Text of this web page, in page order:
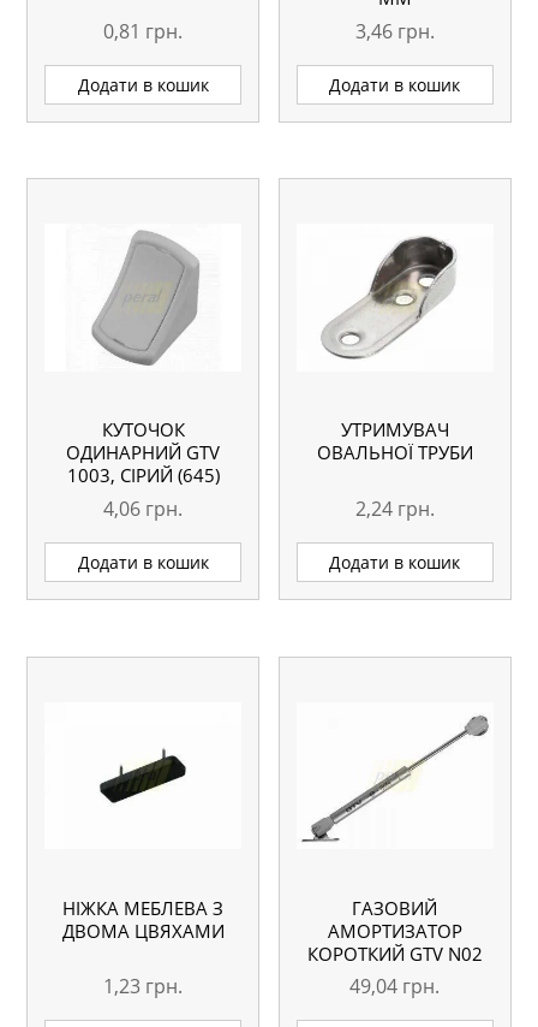
0,81 грн.
Додати в кошик
3,46 грн.
Додати в кошик
КУТОЧОК
ОДИНАРНИЙ GTV
1003, СІРИЙ (645)
4,06 грн.
Додати в кошик
УТРИМУВАЧ
ОВАЛЬНОЇ ТРУБИ
2,24 грн.
Додати в кошик
НІЖКА МЕБЛЕВА З
ДВОМА ЦВЯХАМИ
1,23 грн.
ГАЗОВИЙ
АМОРТИЗАТОР
КОРОТКИЙ GTV N02
L=160, 60N
49,04 грн.